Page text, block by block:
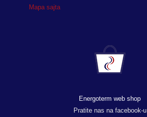
Mapa sajta
Energoterm web shop
Pratite nas na facebook-u